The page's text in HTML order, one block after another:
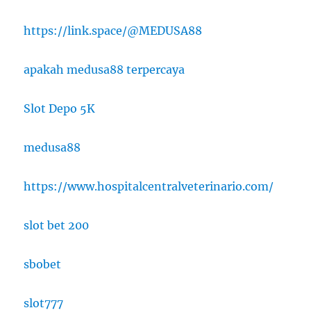
https://link.space/@MEDUSA88
apakah medusa88 terpercaya
Slot Depo 5K
medusa88
https://www.hospitalcentralveterinario.com/
slot bet 200
sbobet
slot777